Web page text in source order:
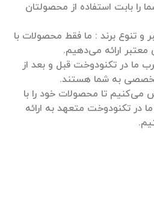
را بابت استفاده از محصولتان
و تنوع برند : ما فقط محصولات با
در تکنودوخت قبل و بعد از
تا محصولات خود را با
در تکنودوخت متعهد به ارائه